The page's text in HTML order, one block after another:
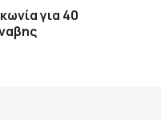
για 40